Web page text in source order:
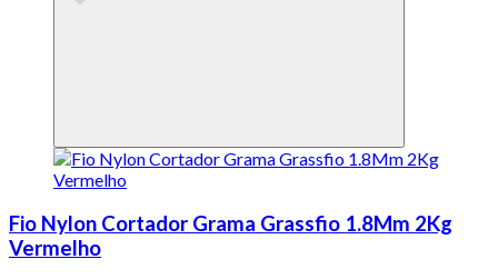
Fio Nylon Cortador Grama Grassfio 1.8Mm 2Kg
Vermelho